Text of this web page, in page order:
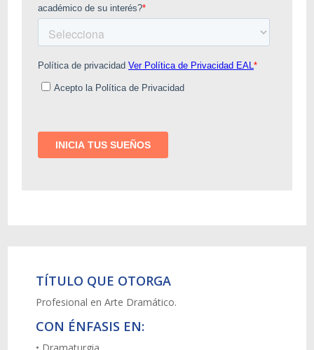
TÍTULO QUE OTORGA
Profesional en Arte Dramático.
CON ÉNFASIS EN: